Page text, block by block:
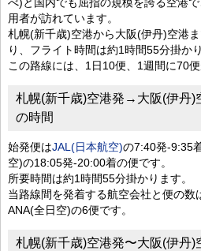
用者が訪れています。
札幌(新千歳)空港から大阪(伊丹)空港
り、フライト時間は約1時間55分掛かり
この路線には、1日10便、1週間に70便
札幌(新千歳)空港発→大阪(伊丹)
の時間
始発便はJAL(日本航空)の7:40発-9:35
空)の18:05発-20:00着の便です。
所要時間は約1時間55分掛かります。
当路線間を発着する航空会社と便の数
ANA(全日空)の6便です。
札幌(新千歳)空港発〜大阪(伊丹)